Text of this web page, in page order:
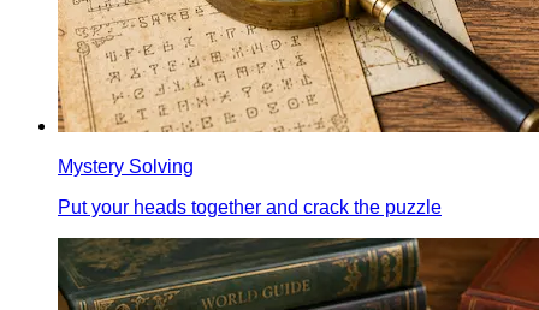
Mystery Solving
Put your heads together and crack the puzzle